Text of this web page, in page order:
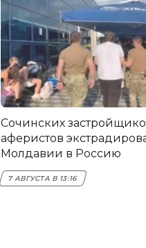
Сочинских
аферистов
Молдавии в Россию
7 АВГУСТА В 13:16